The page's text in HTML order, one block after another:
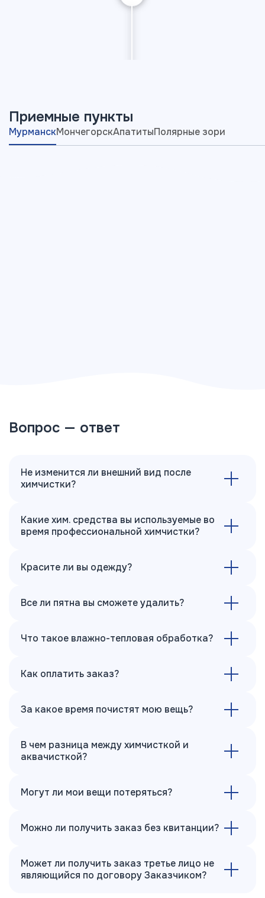
Приемные пункты
МурманскМончегорскАпатитыПолярные зори
Вопрос — ответ
Не изменится ли внешний вид после
химчистки?
Какие хим. средства вы используемые во
время профессиональной химчистки?
Красите ли вы одежду?
Все ли пятна вы сможете удалить?
Что такое влажно-тепловая обработка?
Как оплатить заказ?
За какое время почистят мою вещь?
В чем разница между химчисткой и
аквачисткой?
Могут ли мои вещи потеряться?
Можно ли получить заказ без квитанции?
Может ли получить заказ третье лицо не
являющийся по договору Заказчиком?